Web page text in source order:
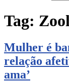
Tag:
Mulher é
relação
ama’